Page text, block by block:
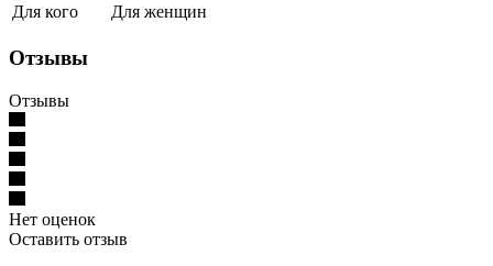
Для кого
Для женщин
Отзывы
Отзывы
Нет оценок
Оставить отзыв